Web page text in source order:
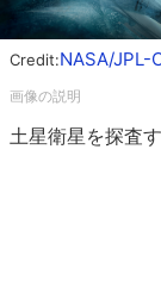
Credit:NASA/JPL-
土星衛星を探査